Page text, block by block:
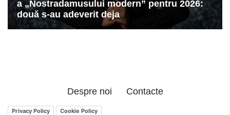
Despre noi Contacte
Privacy Policy Cookie Policy